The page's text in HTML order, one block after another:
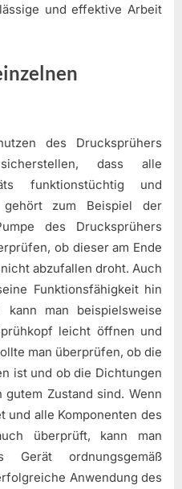
und effektive Arbeit
des Drucksprühers
dass alle
funktionstüchtig und
zum Beispiel der
des Drucksprühers
ob dieser am Ende
abzufallen droht. Auch
Funktionsfähigkeit hin
man beispielsweise
leicht öffnen und
man überprüfen, ob die
ist und ob die Dichtungen
Zustand sind. Wenn
und alle Komponenten des
überprüft, kann man
ordnungsgemäß
Anwendung des